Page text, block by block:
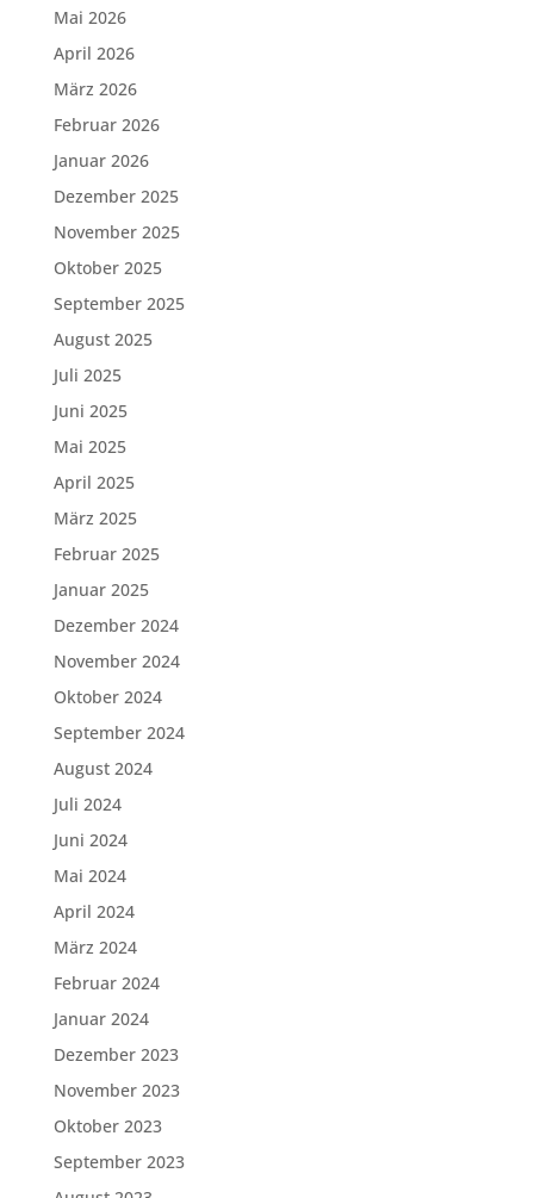
Mai 2026
April 2026
März 2026
Februar 2026
Januar 2026
Dezember 2025
November 2025
Oktober 2025
September 2025
August 2025
Juli 2025
Juni 2025
Mai 2025
April 2025
März 2025
Februar 2025
Januar 2025
Dezember 2024
November 2024
Oktober 2024
September 2024
August 2024
Juli 2024
Juni 2024
Mai 2024
April 2024
März 2024
Februar 2024
Januar 2024
Dezember 2023
November 2023
Oktober 2023
September 2023